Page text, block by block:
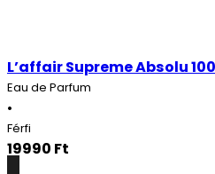
L’affair Supreme Absolu
Eau de Parfum
•
Férfi
19990 Ft